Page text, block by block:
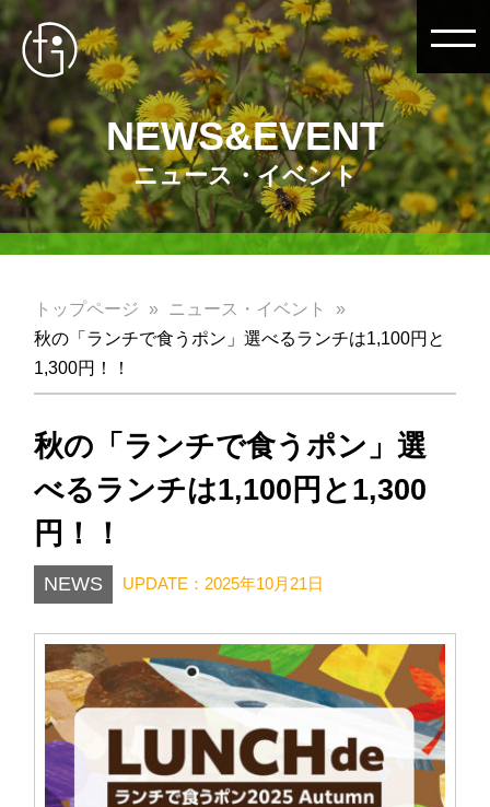
NEWS&EVENT
ニュース・イベント
トップページ
ニュース・イベント
秋の「ランチで食うポン」選べるランチは1,100円と
1,300円！！
秋の「ランチで食うポン」選
べるランチは1,100円と1,300
円！！
NEWS UPDATE：2025年10月21日